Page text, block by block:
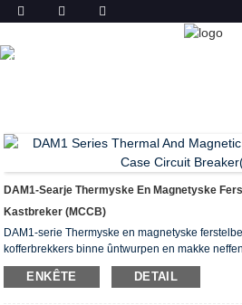
BREAKER (MCCB)
DAM1-Searje Thermyske En Magnetyske
Kastbreker (MCCB)
DAM1-serie Thermyske en magnetyske
kofferbrekkers binne ûntwurpen en makke
Biedt oerlêst en kortslutingsbeskerming foar
magnetyske eleminten, ferstelber oer in brede
ENKÊTE DETAIL